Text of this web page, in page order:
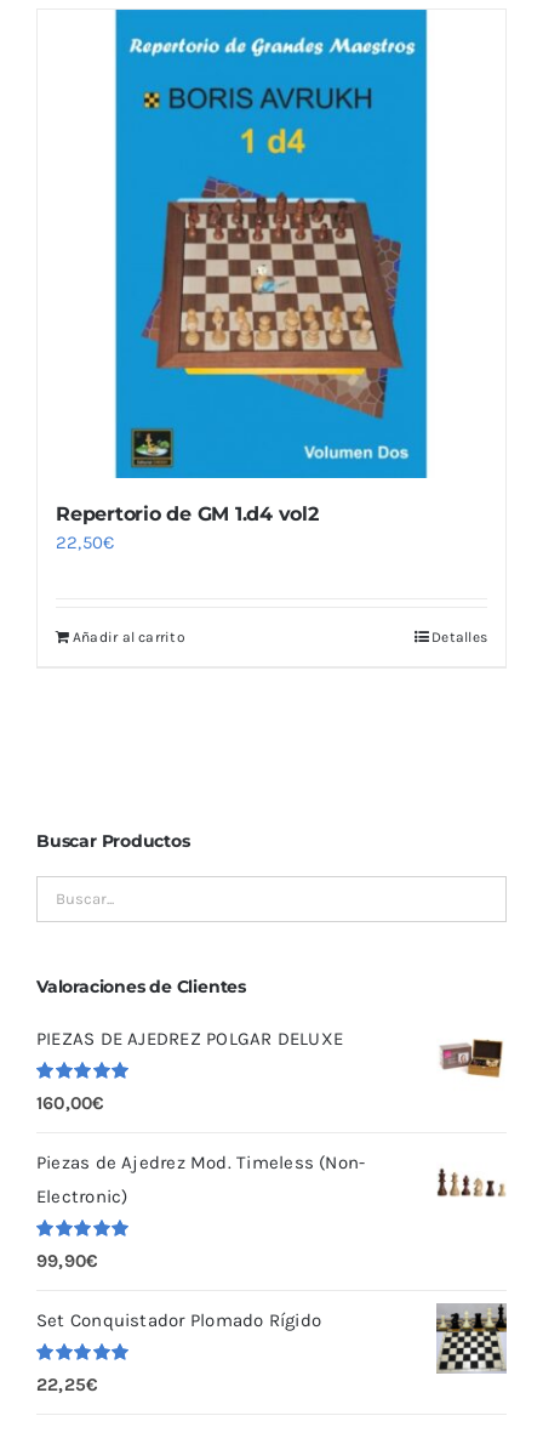
Repertorio de GM 1.d4 vol2
22,50€
Añadir al carrito Detalles
Buscar Productos
Valoraciones de Clientes
PIEZAS DE AJEDREZ POLGAR DELUXE
Valorado
con 5.00
160,00€
Piezas de Ajedrez Mod. Timeless (Non-
Electronic)
Valorado
con 5.00
99,90€
Set Conquistador Plomado Rígido
Valorado
con
5.00
22,25€